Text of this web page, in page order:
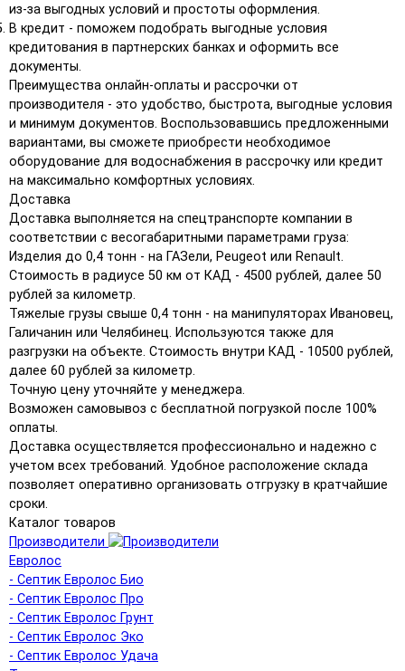
из-за выгодных условий и простоты оформления.
В кредит - поможем подобрать выгодные условия
кредитования в партнерских банках и оформить все
документы.
Преимущества онлайн-оплаты и рассрочки от
производителя - это удобство, быстрота, выгодные условия
и минимум документов. Воспользовавшись предложенными
вариантами, вы сможете приобрести необходимое
оборудование для водоснабжения в рассрочку или кредит
на максимально комфортных условиях.
Доставка
Доставка выполняется на спецтранспорте компании в
соответствии с весогабаритными параметрами груза:
Изделия до 0,4 тонн - на ГАЗели, Peugeot или Renault.
Стоимость в радиусе 50 км от КАД - 4500 рублей, далее 50
рублей за километр.
Тяжелые грузы свыше 0,4 тонн - на манипуляторах Ивановец,
Галичанин или Челябинец. Используются также для
разгрузки на объекте. Стоимость внутри КАД - 10500 рублей,
далее 60 рублей за километр.
Точную цену уточняйте у менеджера.
Возможен самовывоз с бесплатной погрузкой после 100%
оплаты.
Доставка осуществляется профессионально и надежно с
учетом всех требований. Удобное расположение склада
позволяет оперативно организовать отгрузку в кратчайшие
сроки.
Каталог товаров
Производители
Евролос
- Септик Евролос Био
- Септик Евролос Про
- Септик Евролос Грунт
- Септик Евролос Эко
- Септик Евролос Удача